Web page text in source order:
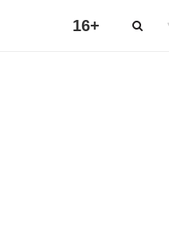
16+